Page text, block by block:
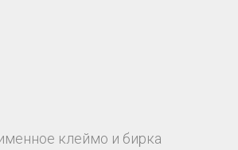
клеймо и бирка